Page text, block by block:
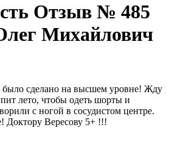
Отзыв № 485
Михайлович
сделано на высшем уровне! Жду
лето, чтобы одеть шорты и
с ногой в сосудистом центре.
Доктору Вересову 5+ !!!